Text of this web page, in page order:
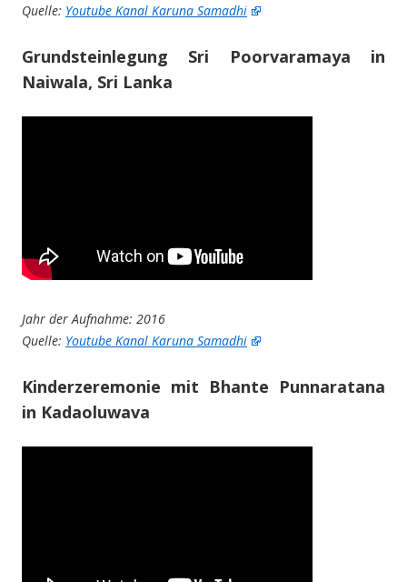
Quelle: Youtube Kanal Karuna Samadhi
Grundsteinlegung Sri Poorvaramaya in
Naiwala, Sri Lanka
Jahr der Aufnahme: 2016
Quelle: Youtube Kanal Karuna Samadhi
Kinderzeremonie mit Bhante Punnaratana
in Kadaoluwava